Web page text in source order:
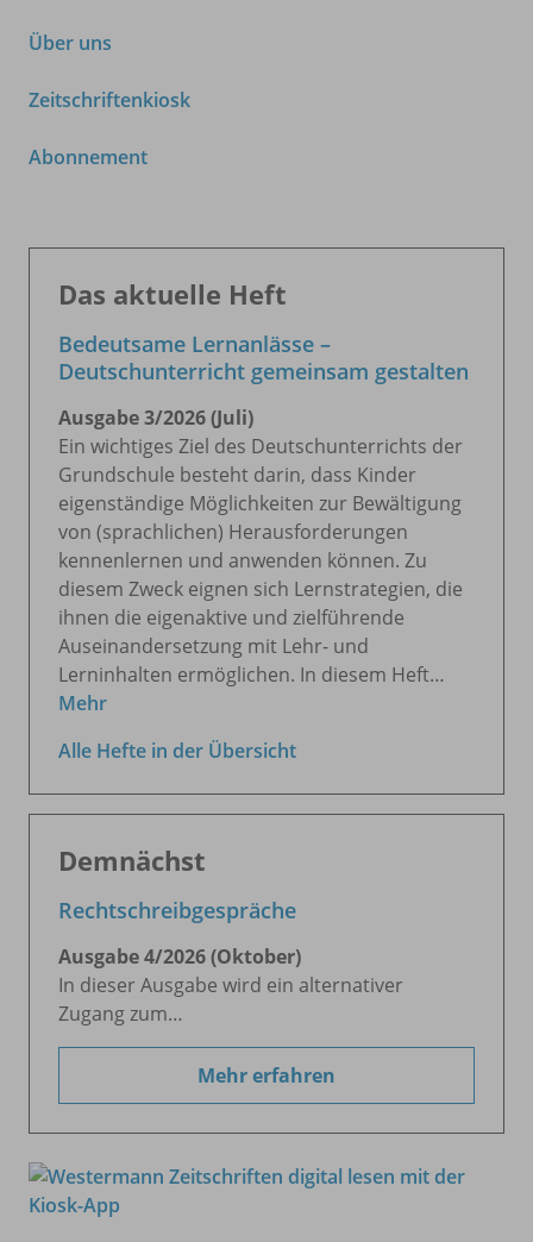
Über uns
Zeitschriftenkiosk
Abonnement
Das aktuelle Heft
Bedeutsame Lernanlässe –
Deutschunterricht gemeinsam gestalten
Ausgabe 3/2026 (Juli)
Ein wichtiges Ziel des Deutschunterrichts der
Grundschule besteht darin, dass Kinder
eigenständige Möglichkeiten zur Bewältigung
von (sprachlichen) Herausforderungen
kennenlernen und anwenden können. Zu
diesem Zweck eignen sich Lernstrategien, die
ihnen die eigenaktive und zielführende
Auseinandersetzung mit Lehr- und
Lerninhalten ermöglichen. In diesem Heft…
Mehr
Alle Hefte in der Übersicht
Demnächst
Rechtschreibgespräche
Ausgabe 4/2026 (Oktober)
In dieser Ausgabe wird ein alternativer
Zugang zum…
Mehr erfahren